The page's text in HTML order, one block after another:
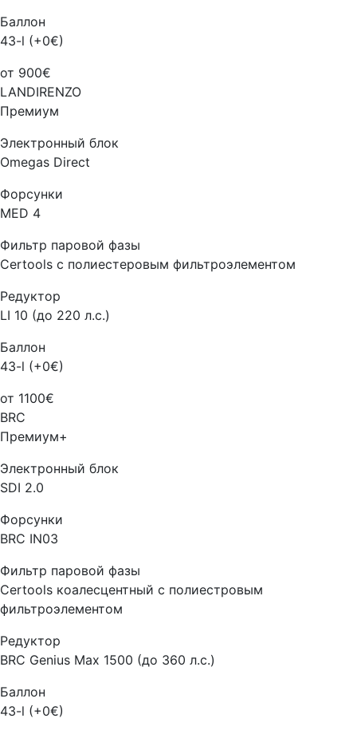
Баллон
43-l (+0€)
от 900€
LANDIRENZO
Премиум
Электронный блок
Omegas Direct
Форсунки
MED 4
Фильтр паровой фазы
Certools с полиестеровым фильтроэлементом
Редуктор
LI 10 (до 220 л.с.)
Баллон
43-l (+0€)
от 1100€
BRC
Премиум+
Электронный блок
SDI 2.0
Форсунки
BRC IN03
Фильтр паровой фазы
Certools коалесцентный с полиестровым
фильтроэлементом
Редуктор
BRC Genius Max 1500 (до 360 л.с.)
Баллон
43-l (+0€)